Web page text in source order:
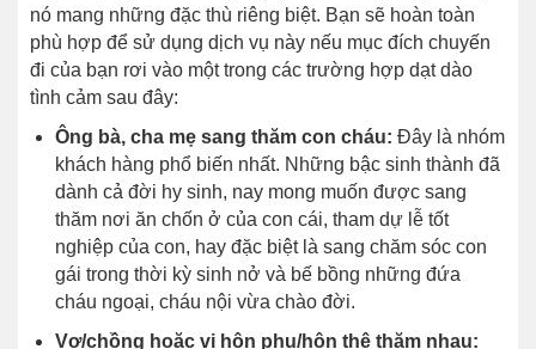
nó mang những đặc thù riêng biệt. Bạn sẽ hoàn toàn
phù hợp để sử dụng dịch vụ này nếu mục đích chuyến
đi của bạn rơi vào một trong các trường hợp dạt dào
tình cảm sau đây:
Ông bà, cha mẹ sang thăm con cháu: Đây là nhóm
khách hàng phổ biến nhất. Những bậc sinh thành đã
dành cả đời hy sinh, nay mong muốn được sang
thăm nơi ăn chốn ở của con cái, tham dự lễ tốt
nghiệp của con, hay đặc biệt là sang chăm sóc con
gái trong thời kỳ sinh nở và bế bồng những đứa
cháu ngoại, cháu nội vừa chào đời.
Vợ/chồng hoặc vị hôn phu/hôn thê thăm nhau: